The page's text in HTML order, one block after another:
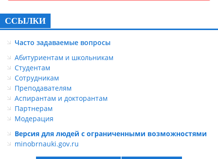
ССЫЛКИ
Часто задаваемые вопросы
Абитуриентам и школьникам
Студентам
Сотрудникам
Преподавателям
Аспирантам и докторантам
Партнерам
Модерация
Версия для людей с ограниченными возможностями
minobrnauki.gov.ru